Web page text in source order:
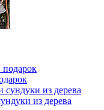
из дерева